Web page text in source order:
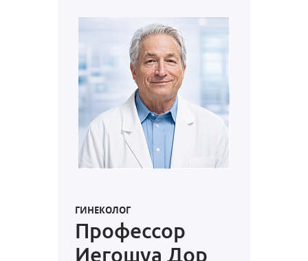
ГИНЕКОЛОГ
Профессор
Иегошуа Дор